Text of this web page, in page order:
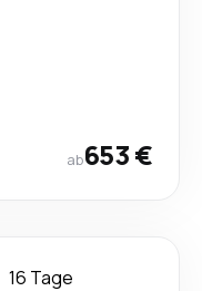
ab653 €
16 Tage